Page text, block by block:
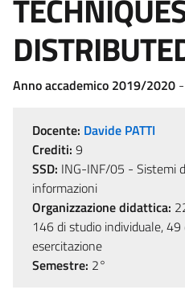
Anno accademico 2019/2020
Docente: Davide PATTI
Crediti: 9
SSD: ING-INF/05 - Sistemi
informazioni
Organizzazione didattica:
146 di studio individuale,
esercitazione
Semestre: 2°